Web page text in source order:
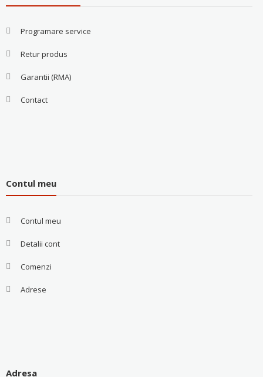
Programare service
Retur produs
Garantii (RMA)
Contact
Contul meu
Contul meu
Detalii cont
Comenzi
Adrese
Adresa